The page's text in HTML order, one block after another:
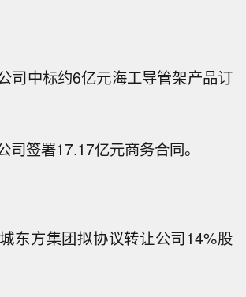
司中标约6亿元海工导管架产品订
司签署17.17亿元商务合同。
东方集团拟协议转让公司14%股